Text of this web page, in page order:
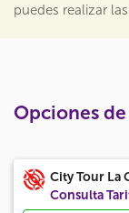
puedes realizar
Opciones
City Tour La
Consulta